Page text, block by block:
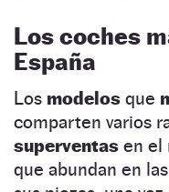
Los coches
España
Los modelos que
comparten varios
superventas en el
que abundan en